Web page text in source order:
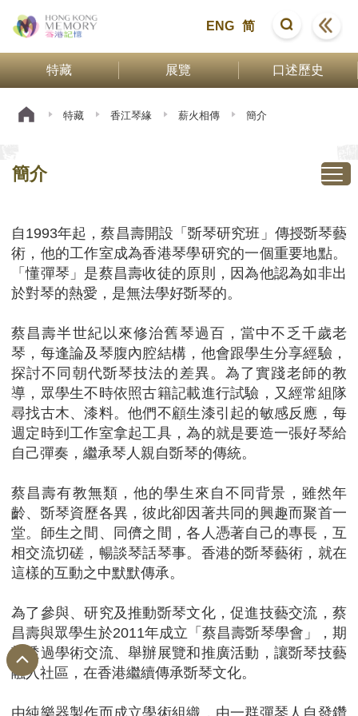
ENG 简
特藏 展覽 口述歷史
特藏 香江琴緣 薪火相傳 簡介
簡介
自1993年起，蔡昌壽開設「斲琴研究班」傳授斲琴藝
術，他的工作室成為香港琴學研究的一個重要地點。
「懂彈琴」是蔡昌壽收徒的原則，因為他認為如非出
於對琴的熱愛，是無法學好斲琴的。
蔡昌壽半世紀以來修治舊琴過百，當中不乏千歲老
琴，每逢論及琴腹內腔結構，他會跟學生分享經驗，
探討不同朝代斲琴技法的差異。為了實踐老師的教
導，眾學生不時依照古籍記載進行試驗，又經常組隊
尋找古木、漆料。他們不顧生漆引起的敏感反應，每
週定時到工作室拿起工具，為的就是要造一張好琴給
自己彈奏，繼承琴人親自斲琴的傳統。
蔡昌壽有教無類，他的學生來自不同背景，雖然年
齡、斲琴資歷各異，彼此卻因著共同的興趣而聚首一
堂。師生之間、同儕之間，各人憑著自己的專長，互
相交流切磋，暢談琴話琴事。香港的斲琴藝術，就在
這樣的互動之中默默傳承。
為了參與、研究及推動斲琴文化，促進技藝交流，蔡
昌壽與眾學生於2011年成立「蔡昌壽斲琴學會」，期
望透過學術交流、舉辦展覽和推廣活動，讓斲琴技藝
融入社區，在香港繼續傳承斲琴文化。
由純樂器製作而成立學術組織，由一群彈琴人自發鑽